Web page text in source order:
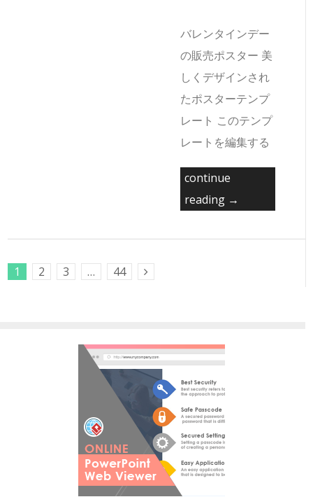
バレンタインデー
の販売ポスター 美
しくデザインされ
たポスターテンプ
レート このテンプ
レートを編集する
continue
reading →
1 2 3 …
44